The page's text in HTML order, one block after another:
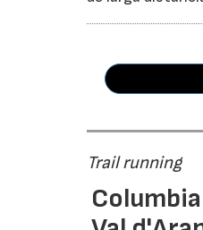
Trail running